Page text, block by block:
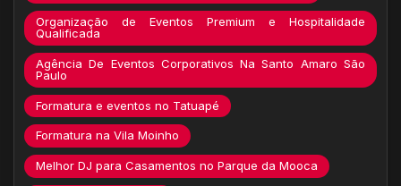
Organização de Eventos Premium e Hospitalidade
Qualificada
Agência De Eventos Corporativos Na Santo Amaro São
Paulo
Formatura e eventos no Tatuapé
Formatura na Vila Moinho
Melhor DJ para Casamentos no Parque da Mooca